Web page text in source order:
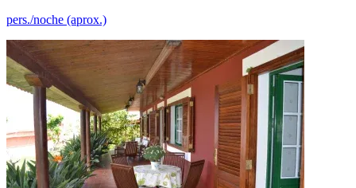
pers./noche (aprox.)